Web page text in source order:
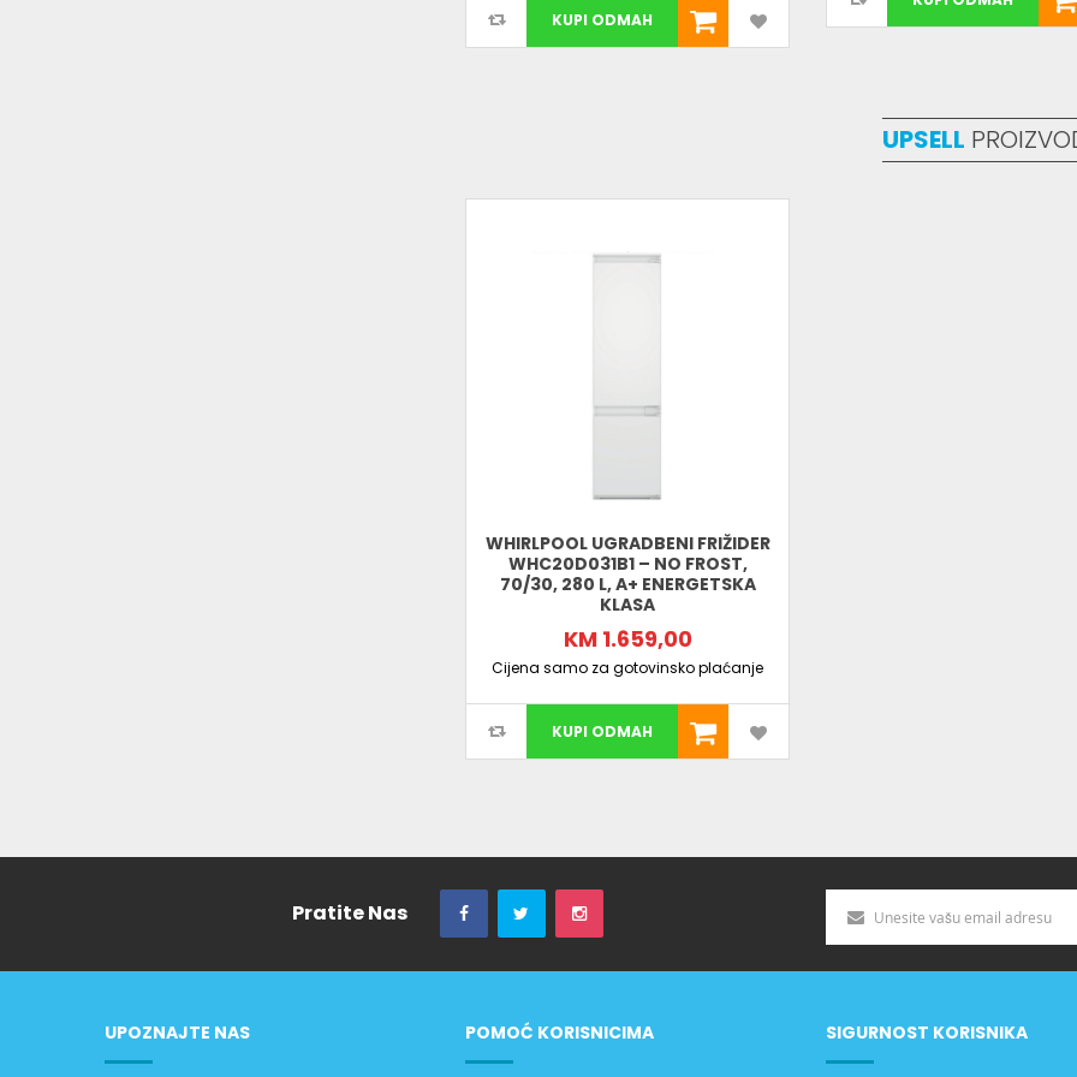
KUPI ODMAH
UPSELL
WHIRLPOOL UGRADBENI FRIŽIDER
WHC20D031B1 – NO FROST,
70/30, 280 L, A+ ENERGETSKA
KLASA
KM 1.659,00
Cijena samo za gotovinsko plaćanje
KUPI ODMAH
Pratite Nas
UPOZNAJTE NAS POMOĆ KORISNICIMA SIGURNOST KORISNIKA